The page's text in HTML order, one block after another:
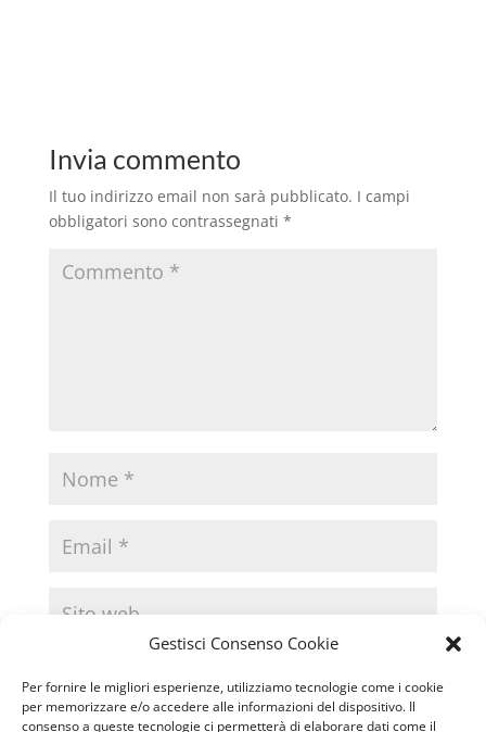
Gestisci Consenso Cookie
Per fornire le migliori esperienze, utilizziamo tecnologie come i cookie
per memorizzare e/o accedere alle informazioni del dispositivo. Il
consenso a queste tecnologie ci permetterà di elaborare dati come il
Invia commento
Il tuo indirizzo email non sarà pubblicato. I campi
obbligatori sono contrassegnati *